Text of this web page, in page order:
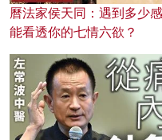
曆法家侯天同：遇到多少
能看透你的七情六欲？